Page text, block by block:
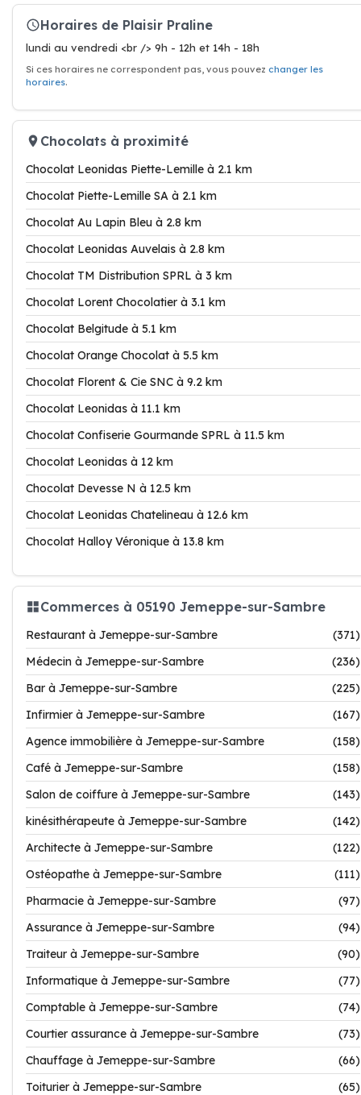
Horaires de Plaisir Praline
lundi au vendredi <br /> 9h - 12h et 14h - 18h
Si ces horaires ne correspondent pas, vous pouvez changer les
horaires.
Chocolats à proximité
Chocolat Leonidas Piette-Lemille à 2.1 km
Chocolat Piette-Lemille SA à 2.1 km
Chocolat Au Lapin Bleu à 2.8 km
Chocolat Leonidas Auvelais à 2.8 km
Chocolat TM Distribution SPRL à 3 km
Chocolat Lorent Chocolatier à 3.1 km
Chocolat Belgitude à 5.1 km
Chocolat Orange Chocolat à 5.5 km
Chocolat Florent & Cie SNC à 9.2 km
Chocolat Leonidas à 11.1 km
Chocolat Confiserie Gourmande SPRL à 11.5 km
Chocolat Leonidas à 12 km
Chocolat Devesse N à 12.5 km
Chocolat Leonidas Chatelineau à 12.6 km
Chocolat Halloy Véronique à 13.8 km
Commerces à 05190 Jemeppe-sur-Sambre
Restaurant à Jemeppe-sur-Sambre
(371)
Médecin à Jemeppe-sur-Sambre
(236)
Bar à Jemeppe-sur-Sambre
(225)
Infirmier à Jemeppe-sur-Sambre
(167)
Agence immobilière à Jemeppe-sur-Sambre
(158)
Café à Jemeppe-sur-Sambre
(158)
Salon de coiffure à Jemeppe-sur-Sambre
(143)
kinésithérapeute à Jemeppe-sur-Sambre
(142)
Architecte à Jemeppe-sur-Sambre
(122)
Ostéopathe à Jemeppe-sur-Sambre
(111)
Pharmacie à Jemeppe-sur-Sambre
(97)
Assurance à Jemeppe-sur-Sambre
(94)
Traiteur à Jemeppe-sur-Sambre
(90)
Informatique à Jemeppe-sur-Sambre
(77)
Comptable à Jemeppe-sur-Sambre
(74)
Courtier assurance à Jemeppe-sur-Sambre
(73)
Chauffage à Jemeppe-sur-Sambre
(66)
Toiturier à Jemeppe-sur-Sambre
(65)